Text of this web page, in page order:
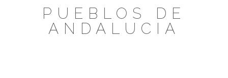
PUEBLOS DE
ANDALUCIA